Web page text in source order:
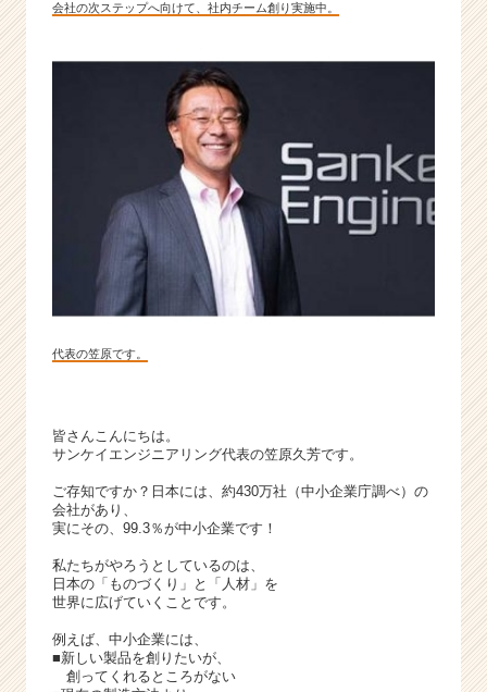
ベ
チ
ャ
ー・
成
長
企
業
ス
ウ
活
イ
ト
ア
キ
ャ
リ
ア
（C
会社の次ステップへ向けて、社内チーム創り実施中。
代表の笠原です。
皆さんこんにちは。
サンケイエンジニアリング代表の笠原久芳です。
ご存知ですか？日本には、約430万社（中小企業庁調べ）の
会社があり、
実にその、99.3％が中小企業です！
私たちがやろうとしているのは、
日本の「ものづくり」と「人材」を
世界に広げていくことです。
例えば、中小企業には、
■新しい製品を創りたいが、
創ってくれるところがない